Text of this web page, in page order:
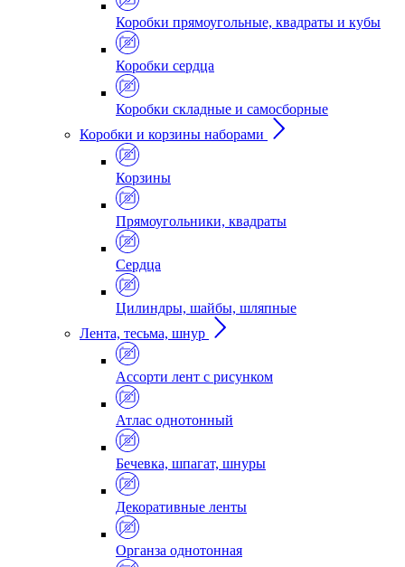
Коробки прямоугольные, квадраты и кубы
Коробки сердца
Коробки складные и самосборные
Коробки и корзины наборами
Корзины
Прямоугольники, квадраты
Сердца
Цилиндры, шайбы, шляпные
Лента, тесьма, шнур
Ассорти лент с рисунком
Атлас однотонный
Бечевка, шпагат, шнуры
Декоративные ленты
Органза однотонная